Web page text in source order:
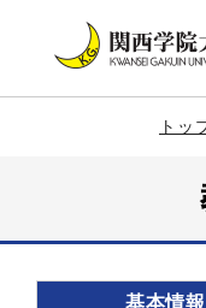
トッ
基本情報